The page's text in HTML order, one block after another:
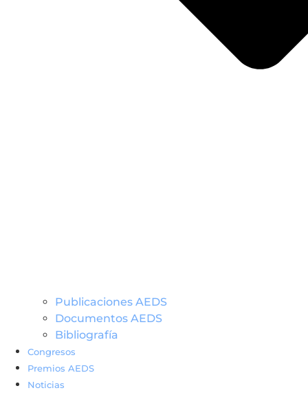
Publicaciones AEDS
Documentos AEDS
Bibliografía
Congresos
Premios AEDS
Noticias